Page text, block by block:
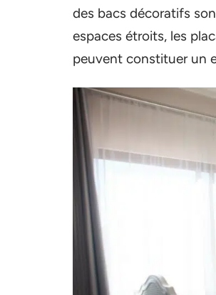
des bacs décoratifs
espaces étroits, les
peuvent constituer un